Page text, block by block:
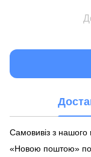
Самовивіз з
«Новою поштою» по